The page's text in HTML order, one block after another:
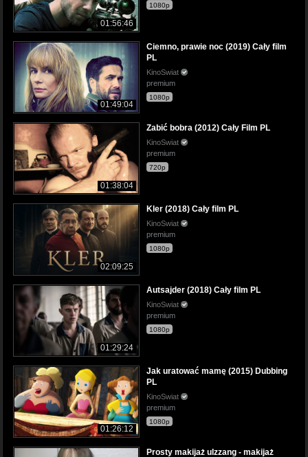
01:56:46
1080p
01:49:04
Ciemno, prawie noc (2019) Cały film
PL
KinoSwiat
premium
1080p
01:38:04
Zabić bobra (2012) Cały Film PL
KinoSwiat
premium
720p
02:09:25
Kler (2018) Cały film PL
KinoSwiat
premium
1080p
01:29:24
Autsajder (2018) Cały film PL
KinoSwiat
premium
1080p
01:26:12
Jak uratować mamę (2015) Dubbing
PL
KinoSwiat
premium
1080p
Prosty makijaż ulzzang - makijaż